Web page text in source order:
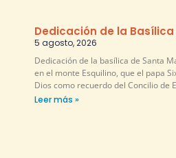
Dedicación de la
5 agosto, 2026
Dedicación de la basílica de Santa
en el monte Esquilino, que el papa
Dios como recuerdo del Concilio de
Leer más »